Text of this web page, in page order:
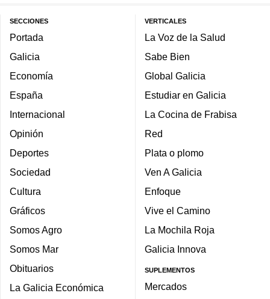
SECCIONES
Portada
Galicia
Economía
España
Internacional
Opinión
Deportes
Sociedad
Cultura
Gráficos
Somos Agro
Somos Mar
Obituarios
La Galicia Económica
VERTICALES
La Voz de la Salud
Sabe Bien
Global Galicia
Estudiar en Galicia
La Cocina de Frabisa
Red
Plata o plomo
Ven A Galicia
Enfoque
Vive el Camino
La Mochila Roja
Galicia Innova
SUPLEMENTOS
Mercados